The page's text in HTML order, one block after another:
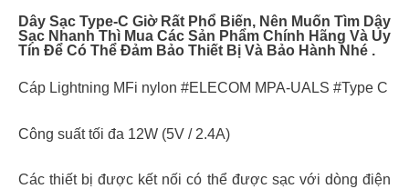
Dây Sạc Type-C Giờ Rất Phổ Biến, Nên Muốn Tìm Dậy
Sạc Nhanh Thì Mua Các Sản Phẩm Chính Hãng Và Uy
Tín Để Có Thể Đảm Bảo Thiết Bị Và Bảo Hành Nhé .
Cáp Lightning MFi nylon #ELECOM MPA-UALS #Type C
Công suất tối đa 12W (5V / 2.4A)
Các thiết bị được kết nối có thể được sạc với dòng điện